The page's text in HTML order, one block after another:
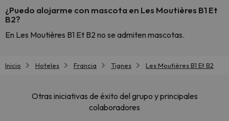
¿Puedo alojarme con mascota en Les Moutières B1 Et
B2?
En Les Moutières B1 Et B2 no se admiten mascotas.
Inicio Hoteles Francia Tignes Les Moutières B1 Et B2
Otras iniciativas de éxito del grupo y principales
colaboradores